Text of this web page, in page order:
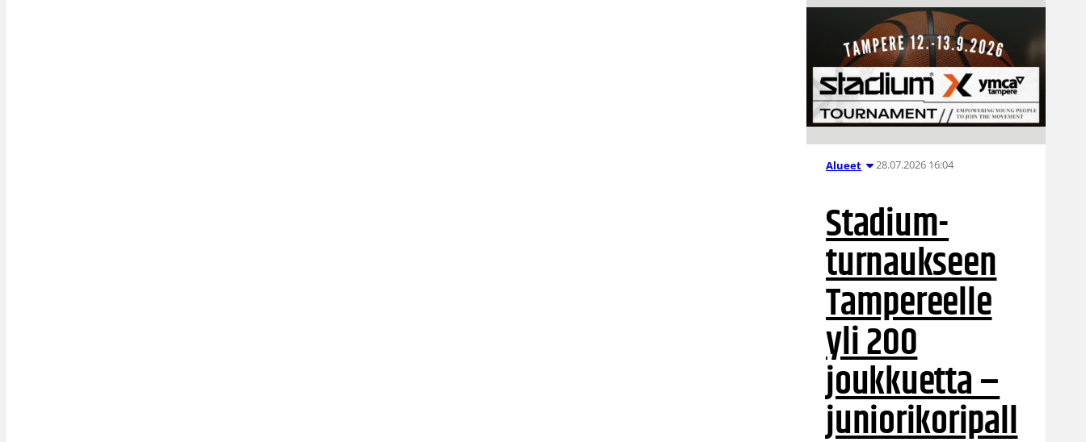
Alueet 28.07.2026 16:04
Stadium-
turnaukseen
Tampereelle
yli 200
joukkuetta –
juniorikoripall